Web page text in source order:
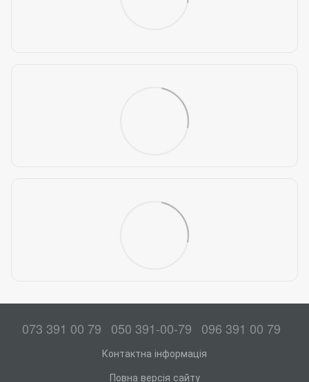
073 391 00 79 050 391-00-79 096 391 00 79
Контактна інформація
Повна версія сайту